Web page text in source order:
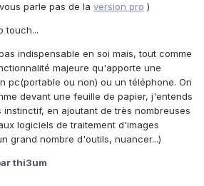
parle pas de la version pro )
touch...
indispensable en soi mais, tout comme
majeure qu'apporte une
pc(portable ou non) ou un téléphone. On
devant une feuille de papier, j'entends
en ajoutant de très nombreuses
logiciels de traitement d'images
grand nombre d'outils, nuancer...)
thi3um